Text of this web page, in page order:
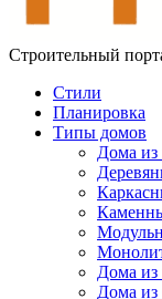
Строительный
Стили
Планировка
Типы домов
Дома из
Дома из
Дома